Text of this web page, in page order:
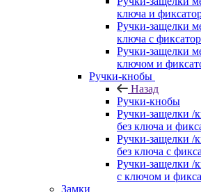
ключа и
Ручки-защелки
ключа с
Ручки-защелки
ключом и
Ручки-кнобы
Назад
Ручки-кнобы
Ручки-защелки /
без ключа и
Ручки-защелки /
без ключа с
Ручки-защелки /
с ключом и
Замки